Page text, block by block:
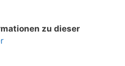
zu dieser